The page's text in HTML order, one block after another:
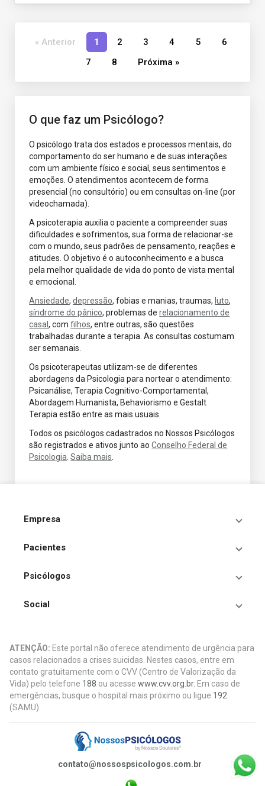
« Anterior 1 2 3 4 5
6
7
8 Próxima »
O que faz um Psicólogo?
O psicólogo trata dos estados e processos mentais, do
comportamento do ser humano e de suas interações
com um ambiente físico e social, seus sentimentos e
emoções. O atendimentos acontecem de forma
presencial (no consultório) ou em consultas on-line (por
videochamada).
A psicoterapia auxilia o paciente a compreender suas
dificuldades e sofrimentos, sua forma de relacionar-se
com o mundo, seus padrões de pensamento, reações e
atitudes. O objetivo é o autoconhecimento e a busca
pela melhor qualidade de vida do ponto de vista mental
e emocional.
Ansiedade,depressão, fobias e manias, traumas, luto,
síndrome do pânico, problemas derelacionamento de
casal, comfilhos, entre outras, são questões
trabalhadas durante a terapia. As consultas costumam
ser semanais.
Os psicoterapeutas utilizam-se de diferentes
abordagens da Psicologia para nortear o atendimento:
Psicanálise, Terapia Cognitivo-Comportamental,
Abordagem Humanista, Behaviorismo e Gestalt
Terapia estão entre as mais usuais.
Todos os psicólogos cadastrados no Nossos Psicólogos
são registrados e ativos junto aoConselho Federal de
Psicologia .Saiba mais
Empresa
Pacientes
Psicólogos
Social
ATENÇÃO: Este portal não oferece atendimento de urgência para
casos relacionados a crises suicidas. Nestes casos, entre em
contato gratuitamente com o CVV (Centro de Valorização da
Vida) pelo telefone 188 ou acesse www.cvv.org.br. Em caso de
emergências, busque o hospital mais próximo ou ligue 192
(SAMU).
contato@nossospsicologos.com.br